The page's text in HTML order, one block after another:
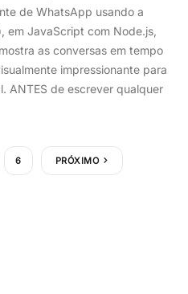
de WhatsApp usando a
em JavaScript com Node.js,
as conversas em tempo
impressionante para
ANTES de escrever qualquer
6 PRÓXIMO